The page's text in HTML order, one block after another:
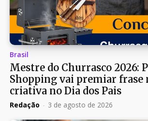
Brasil
Mestre do Churrasco 2026:
Shopping vai premiar frase
criativa no Dia dos Pais
Redação - 3 de agosto de 2026